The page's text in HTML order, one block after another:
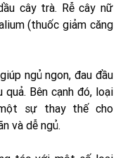
cây trà. Rễ cây nữ
(thuốc giảm căng
ngủ ngon, đau đầu
Bên cạnh đó, loại
sự thay thế cho
và dễ ngủ.